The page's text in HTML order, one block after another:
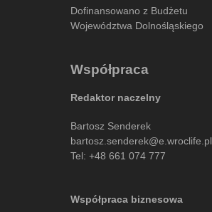
Dofinansowano z Budżetu
Województwa Dolnośląskiego
Współpraca
Redaktor naczelny
Bartosz Senderek
bartosz.senderek@e.wroclife.pl
Tel: +48 661 074 777
Współpraca biznesowa